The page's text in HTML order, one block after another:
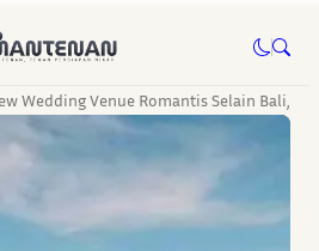
Wedding Venue Romantis Selain Bali,